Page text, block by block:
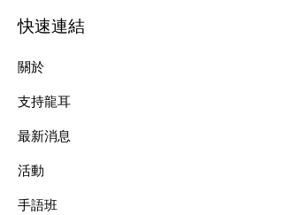
快速連結
關於
支持龍耳
最新消息
​活動
手語班